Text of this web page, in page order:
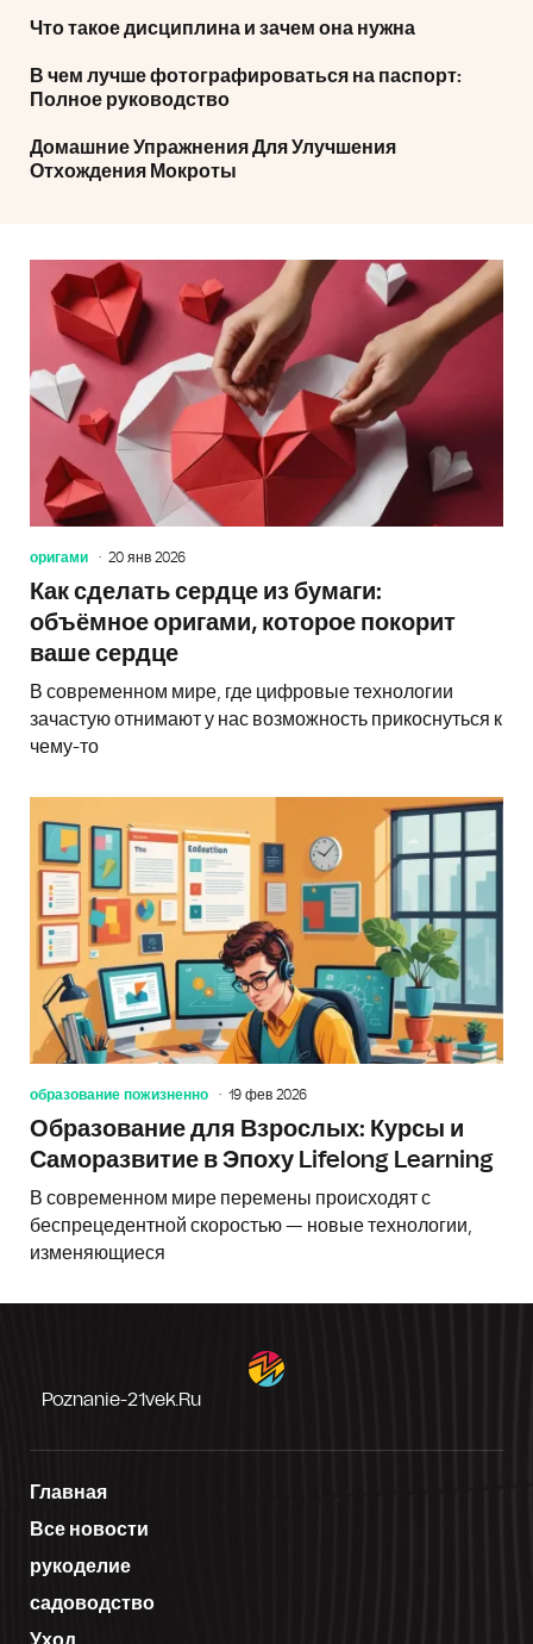
Что такое дисциплина и зачем она нужна
В чем лучше фотографироваться на паспорт:
Полное руководство
Домашние Упражнения Для Улучшения
Отхождения Мокроты
оригами 20 янв 2026
Как сделать сердце из бумаги:
объёмное оригами, которое покорит
ваше сердце
В современном мире, где цифровые технологии
зачастую отнимают у нас возможность прикоснуться к
чему-то
образование пожизненно 19 фев 2026
Образование для Взрослых: Курсы и
Саморазвитие в Эпоху Lifelong Learning
В современном мире перемены происходят с
беспрецедентной скоростью — новые технологии,
изменяющиеся
Poznanie-21vek.ru
Главная
Все новости
рукоделие
садоводство
Уход